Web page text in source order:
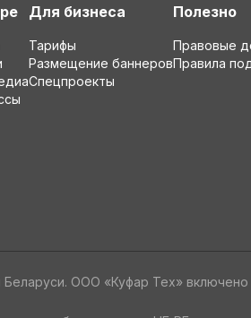
Для бизнеса
Тарифы
Размещение баннеров
Спецпроекты
Полезно
Правовые
Правила
ООО «Куфар Тех»